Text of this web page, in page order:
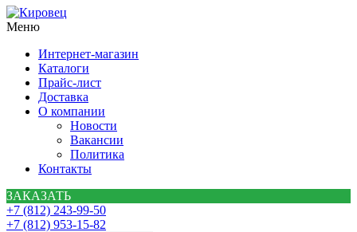
Меню
Интернет-магазин
Каталоги
Прайс-лист
Доставка
О компании
Новости
Вакансии
Политика
Контакты
ЗАКАЗАТЬ
+7 (812) 243-99-50
+7 (812) 953-15-82